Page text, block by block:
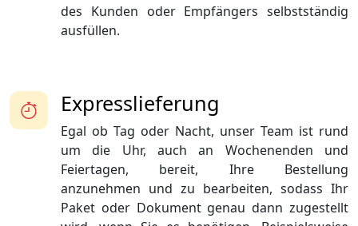
des Kunden oder Empfängers selbstständig
ausfüllen.
Expresslieferung
Egal ob Tag oder Nacht, unser Team ist rund
um die Uhr, auch an Wochenenden und
Feiertagen, bereit, Ihre Bestellung
anzunehmen und zu bearbeiten, sodass Ihr
Paket oder Dokument genau dann zugestellt